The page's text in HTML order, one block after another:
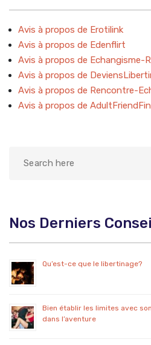
Avis à propos de Erotilink
Avis à propos de Edenflirt
Avis à propos de Echangisme-
Avis à propos de
Avis à propos de Rencontre-
Avis à propos de
Nos Derniers
Qu’est-ce que le libertinage?
Bien établir les limites avec
dans l’aventure